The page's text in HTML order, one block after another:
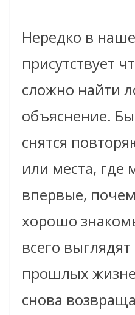
Нередко в
присутствует
сложно найти
объяснение.
снятся
или места, где
впервые,
хорошо
всего
прошлых
снова